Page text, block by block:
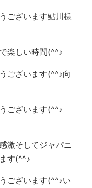
ございます鮎川様
楽しい時間(^^♪
ございます(^^♪向
ございます(^^♪
激そしてジャパニ
す(^^♪
ございます(^^♪い